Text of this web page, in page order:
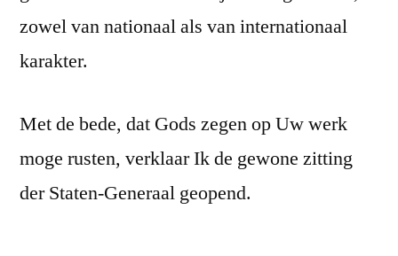
zowel van nationaal als van internationaal
karakter.
Met de bede, dat Gods zegen op Uw werk
moge rusten, verklaar Ik de gewone zitting
der Staten-Generaal geopend.